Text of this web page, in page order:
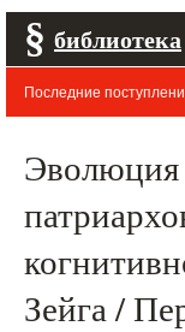
§ библиотека
Последние
Эволюция
Зейга /